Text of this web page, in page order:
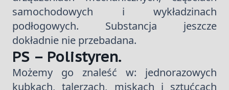
samochodowych i wykładzinach
podłogowych. Substancja jeszcze
dokładnie nie przebadana.
PS – Polistyren.
Możemy go znaleść w: jednorazowych
kubkach, talerzach, miskach i sztućcach